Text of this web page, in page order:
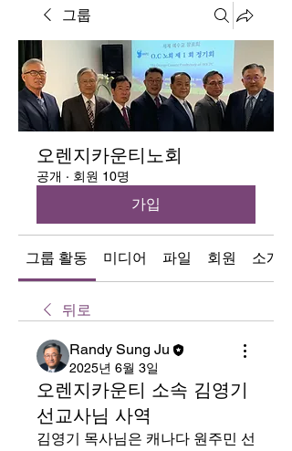
그룹
오렌지카운티노회
공개 · 회원 10명
가입
그룹 활동 미디어 파일 회원 소개
뒤로
Randy Sung Ju
2025년 6월 3일
오렌지카운티 소속 김영기
선교사님 사역
김영기 목사님은 캐나다 원주민 선